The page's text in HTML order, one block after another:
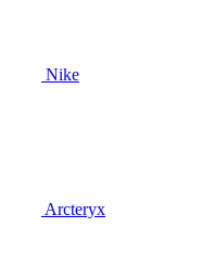
Nike
Arcteryx